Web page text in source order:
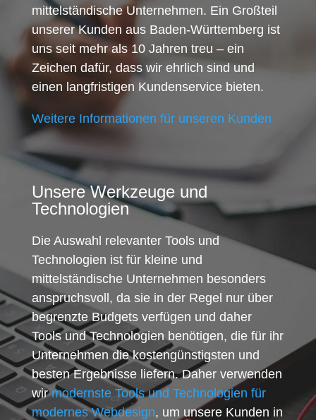
mittelständische Unternehmen. Ein Großteil
unserer Kunden aus Baden-Württemberg ist
uns seit mehr als 10 Jahren treu – ein
Zeichen dafür, dass wir ehrlich sind und
einen langfristigen Kundenservice bieten.
Weitere Informationen für unseren Kunden
Unsere Werkzeuge und
Technologien
Die Auswahl relevanter Tools und
Technologien ist für kleine und
mittelständische Unternehmen besonders
anspruchsvoll, da sie in der Regel nur über
begrenzte Budgets verfügen und daher
Tools und Technologien benötigen, die für ihr
Unternehmen die kostengünstigsten und
besten Ergebnisse liefern. Daher verwenden
wirmodernste Tools und Technologien für
modernes Webdesign, um unsere Kunden in